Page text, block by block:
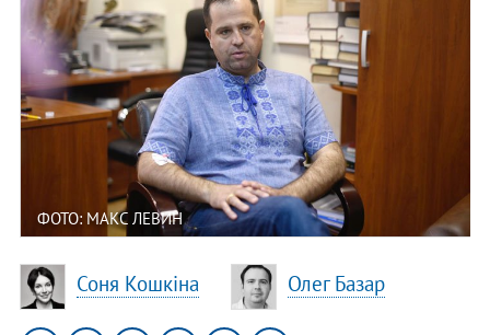
ФОТО: МАКС ЛЕВИН
Соня Кошкіна Олег Базар